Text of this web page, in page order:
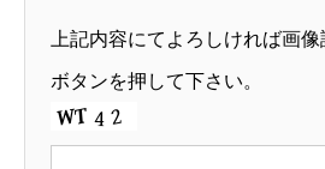
上記内容にてよろしければ画
ボタンを押して下さい。